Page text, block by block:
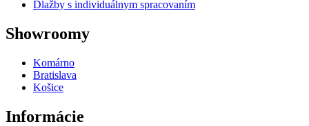
Dlažby s individuálnym spracovaním
Showroomy
Komárno
Bratislava
Košice
Informácie